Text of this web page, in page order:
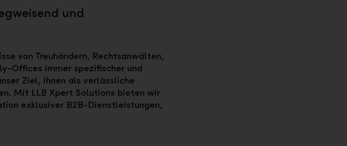
und
von Treuhändern, Rechtsanwälten,
Offices immer spezifischer und
Ziel, Ihnen als verlässliche
Mit LLB Xpert Solutions bieten wir
exklusiver B2B-Dienstleistungen,